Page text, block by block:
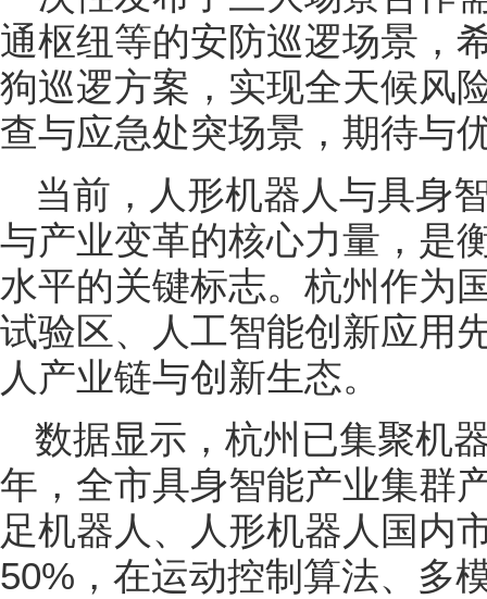
通枢纽等的安防巡逻场景，
狗巡逻方案，实现全天候风
查与应急处突场景，期待与
当前，人形机器人与具身
与产业变革的核心力量，是
水平的关键标志。杭州作为
试验区、人工智能创新应用
人产业链与创新生态。
数据显示，杭州已集聚机
年，全市具身智能产业集群
足机器人、人形机器人国内
50%，在运动控制算法、多